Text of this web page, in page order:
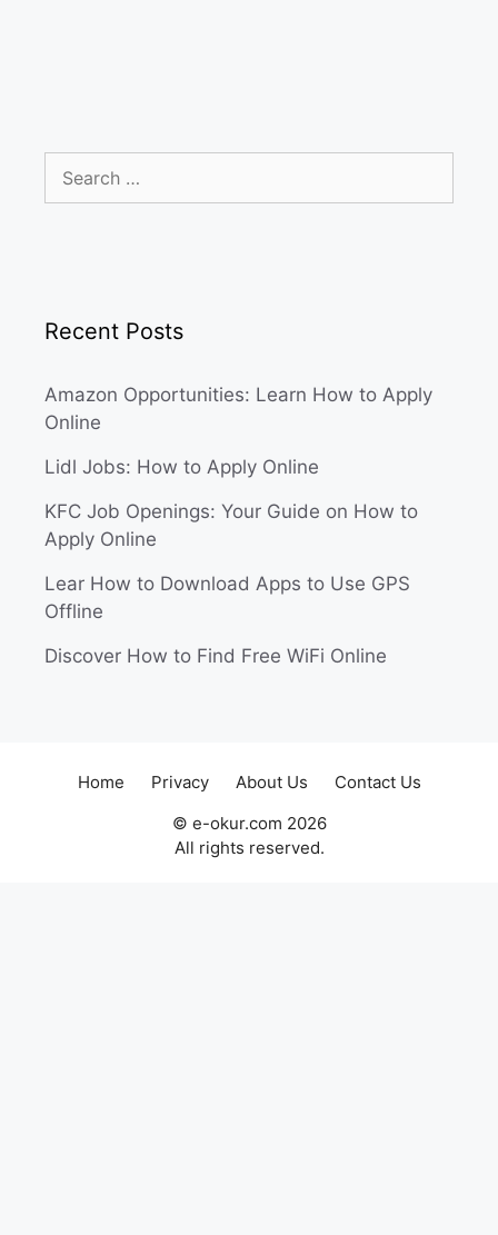
Recent Posts
Amazon Opportunities: Learn How to Apply
Online
Lidl Jobs: How to Apply Online
KFC Job Openings: Your Guide on How to
Apply Online
Lear How to Download Apps to Use GPS
Offline
Discover How to Find Free WiFi Online
Home Privacy About Us
Contact Us
© e-okur.com 2026
All rights reserved.